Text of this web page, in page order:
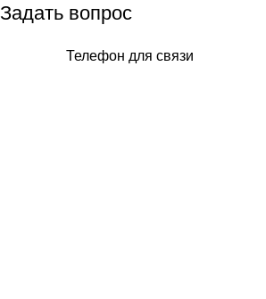
Задать вопрос
Телефон для связи